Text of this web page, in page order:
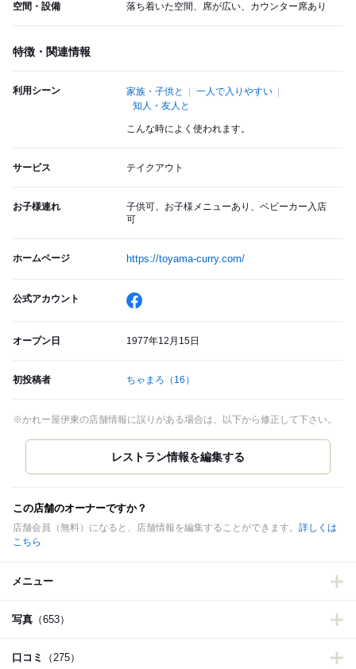
空間・設備 落ち着いた空間、席が広い、カウンター席あり
特徴・関連情報
利用シーン 家族・子供と
一人で入りやすい
知人・友人と
こんな時によく使われます。
サービス テイクアウト
お子様連れ
子供可、お子様メニューあり、ベビーカー入店
可
ホームページ https://toyama-curry.com/
公式アカウント
オープン日 1977年12月15日
初投稿者 ちゃまろ （16）
※かれー屋伊東の店舗情報に誤りがある場合は、以下から修正して下さい。
この店舗のオーナーですか？
店舗会員（無料）になると、店舗情報を編集することができます。 詳しくは
こちら
メニュー
写真 （653）
口コミ （275）